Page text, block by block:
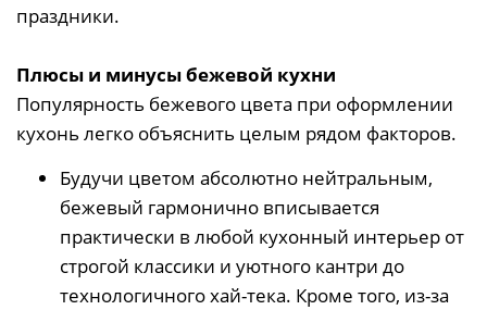
праздники.
Плюсы и минусы бежевой кухни
Популярность бежевого цвета при оформлении
кухонь легко объяснить целым рядом факторов.
Будучи цветом абсолютно нейтральным,
бежевый гармонично вписывается
практически в любой кухонный интерьер от
строгой классики и уютного кантри до
технологичного хай-тека. Кроме того, из-за